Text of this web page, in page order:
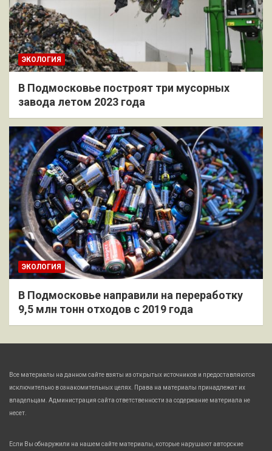
ЭКОЛОГИЯ
В Подмосковье построят три мусорных
завода летом 2023 года
ЭКОЛОГИЯ
В Подмосковье направили на переработку
9,5 млн тонн отходов с 2019 года
Все материалы на данном сайте взяты из открытых источников и предоставляются
исключительно в ознакомительных целях. Права на материалы принадлежат их
владельцам. Администрация сайта ответственности за содержание материала не
несет.
Если Вы обнаружили на нашем сайте материалы, которые нарушают авторские